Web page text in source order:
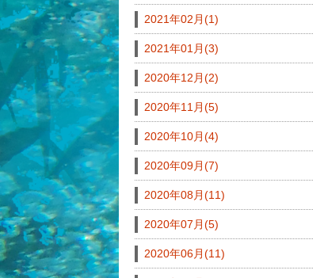
2021年02月(1)
2021年01月(3)
2020年12月(2)
2020年11月(5)
2020年10月(4)
2020年09月(7)
2020年08月(11)
2020年07月(5)
2020年06月(11)